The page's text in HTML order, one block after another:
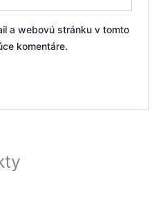
a webovú stránku v tomto
komentáre.